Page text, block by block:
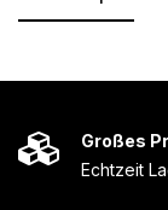
Großes
Echtzeit